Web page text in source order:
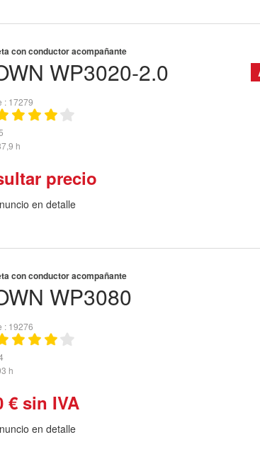
WP3020-2.0
con conductor acompañante
17279
h
precio
en detalle
WP3080
con conductor acompañante
19276
h
€ sin IVA
en detalle